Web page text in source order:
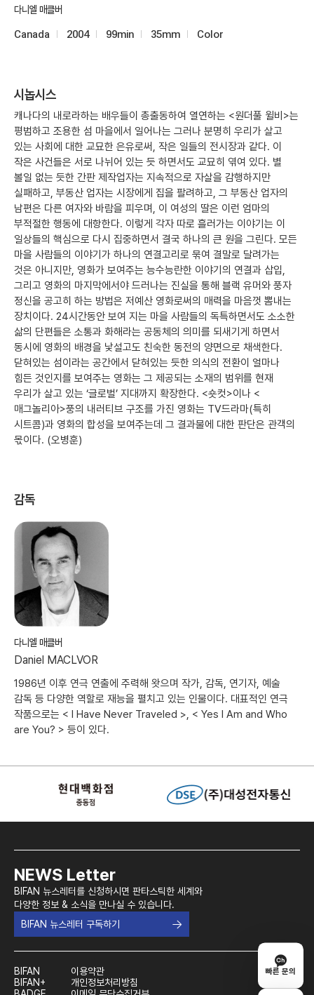
빠른 문의
다니엘 매클버
Canada 2004 99min 35mm Color
시놉시스
캐나다의 내로라하는 배우들이 총출동하여 열연하는 <원더풀 윌비>는
평범하고 조용한 섬 마을에서 일어나는 그러나 분명히 우리가 살고
있는 사회에 대한 교묘한 은유로써, 작은 일들의 전시장과 같다. 이
작은 사건들은 서로 나뉘어 있는 듯 하면서도 교묘히 엮여 있다. 별
볼일 없는 듯한 간판 제작업자는 지속적으로 자살을 감행하지만
실패하고, 부동산 업자는 시장에게 집을 팔려하고, 그 부동산 업자의
남편은 다른 여자와 바람을 피우며, 이 여성의 딸은 이런 엄마의
부적절한 행동에 대항한다. 이렇게 각자 따로 흘러가는 이야기는 이
일상들의 핵심으로 다시 집중하면서 결국 하나의 큰 원을 그린다. 모든
마을 사람들의 이야기가 하나의 연결고리로 묶여 결말로 달려가는
것은 아니지만, 영화가 보여주는 능수능란한 이야기의 연결과 삽입,
그리고 영화의 마지막에서야 드러나는 진실을 통해 블랙 유머와 풍자
정신을 공고히 하는 방법은 저예산 영화로써의 매력을 마음껏 뽐내는
장치이다. 24시간동안 보여 지는 마을 사람들의 독특하면서도 소소한
삶의 단편들은 소통과 화해라는 공동체의 의미를 되새기게 하면서
동시에 영화의 배경을 낯설고도 친숙한 동전의 양면으로 채색한다.
닫혀있는 섬이라는 공간에서 닫혀있는 듯한 의식의 전환이 얼마나
힘든 것인지를 보여주는 영화는 그 제공되는 소재의 범위를 현재
우리가 살고 있는 ‘글로벌’ 지대까지 확장한다. <숏컷>이나 <
매그놀리아>풍의 내러티브 구조를 가진 영화는 TV드라마(특히
시트콤)과 영화의 합성을 보여주는데 그 결과물에 대한 판단은 관객의
몫이다. (오병훈)
감독
다니엘 매클버
Daniel MACLVOR
1986년 이후 연극 연출에 주력해 왓으며 작가, 감독, 연기자, 예술
감독 등 다양한 역할로 재능을 펼치고 있는 인물이다. 대표적인 연극
작품으로는 < I Have Never Traveled >, < Yes I Am and Who
are You? > 등이 있다.
NEWS Letter
BIFAN 뉴스레터를 신청하시면 판타스틱한 세계와
다양한 정보 & 소식을 만나실 수 있습니다.
BIFAN 뉴스레터 구독하기
BIFAN
BIFAN+
이용약관
개인정보처리방침